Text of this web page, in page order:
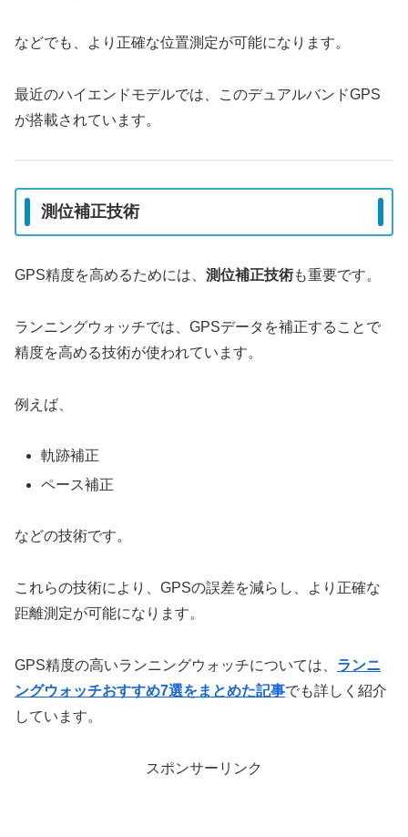
などでも、より正確な位置測定が可能になります。
最近のハイエンドモデルでは、このデュアルバンドGPS
が搭載されています。
測位補正技術
GPS精度を高めるためには、 測位補正技術も重要です。
ランニングウォッチでは、GPSデータを補正することで
精度を高める技術が使われています。
例えば、
軌跡補正
ペース補正
などの技術です。
これらの技術により、GPSの誤差を減らし、より正確な
距離測定が可能になります。
GPS精度の高いランニングウォッチについては、 ランニ
ングウォッチおすすめ7選をまとめた記事でも詳しく紹介
しています。
スポンサーリンク